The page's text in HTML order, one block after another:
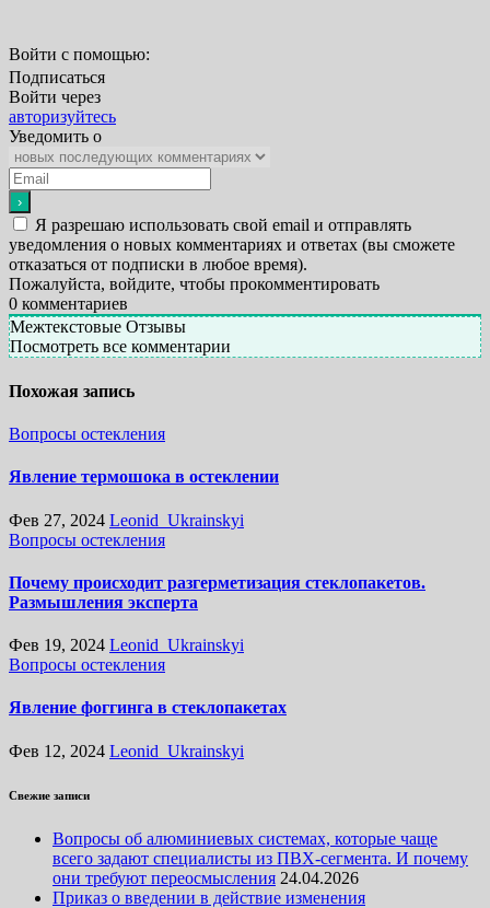
Войти с помощью:
Подписаться
Войти через
авторизуйтесь
Уведомить о
Я разрешаю использовать свой email и отправлять
уведомления о новых комментариях и ответах (вы cможете
отказаться от подписки в любое время).
Пожалуйста, войдите, чтобы прокомментировать
0 комментариев
Межтекстовые Отзывы
Посмотреть все комментарии
Похожая запись
Вопросы остекления
Явление термошока в остеклении
Фев 27, 2024 Leonid_Ukrainskyi
Вопросы остекления
Почему происходит разгерметизация стеклопакетов.
Размышления эксперта
Фев 19, 2024 Leonid_Ukrainskyi
Вопросы остекления
Явление фоггинга в стеклопакетах
Фев 12, 2024 Leonid_Ukrainskyi
Свежие записи
Вопросы об алюминиевых системах, которые чаще
всего задают специалисты из ПВХ-сегмента. И почему
они требуют переосмысления 24.04.2026
Приказ о введении в действие изменения